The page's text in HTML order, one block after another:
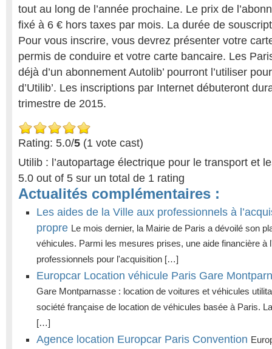
tout au long de l’année prochaine. Le prix de
fixé à 6 € hors taxes par mois. La durée de
Pour vous inscrire, vous devrez présenter votre
permis de conduire et votre carte bancaire. Les
déjà d’un abonnement Autolib’ pourront l’utiliser
d’Utilib’. Les inscriptions par Internet débuteront
trimestre de 2015.
Rating: 5.0/5 (1 vote cast)
Utilib : l’autopartage électrique pour le transport et
5.0 out of 5 sur un total de 1 rating
Actualités complémentaires :
Les aides de la Ville aux professionnels à
propre Le mois dernier, la Mairie de Paris a dévoilé son
véhicules. Parmi les mesures prises, une aide financière à
professionnels pour l'acquisition […]
Europcar Location véhicule Paris Gare
Gare Montparnasse : location de voitures et véhicules
société française de location de véhicules basée à Paris.
[…]
Agence location Europcar Paris Convention